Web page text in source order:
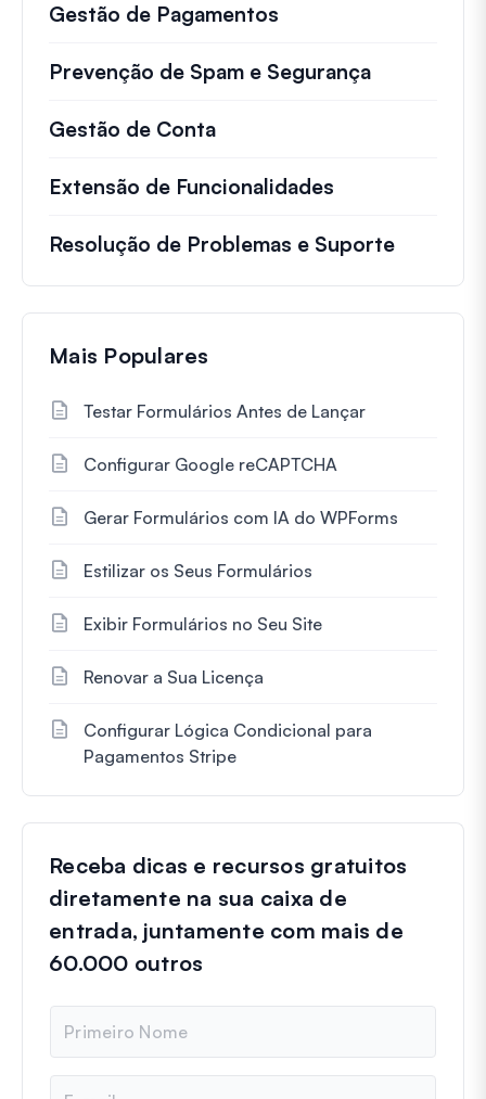
Gestão de Pagamentos
Prevenção de Spam e Segurança
Gestão de Conta
Extensão de Funcionalidades
Resolução de Problemas e Suporte
Mais Populares
Testar Formulários Antes de Lançar
Configurar Google reCAPTCHA
Gerar Formulários com IA do WPForms
Estilizar os Seus Formulários
Exibir Formulários no Seu Site
Renovar a Sua Licença
Configurar Lógica Condicional para
Pagamentos Stripe
Receba dicas e recursos gratuitos
diretamente na sua caixa de
entrada, juntamente com mais de
60.000 outros
m
e